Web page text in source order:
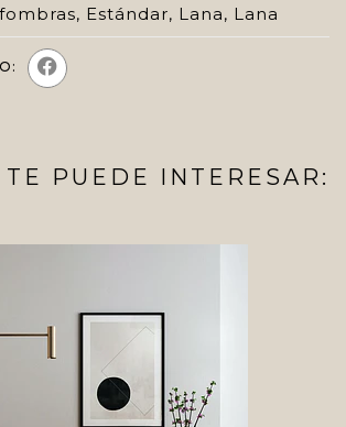
, Estándar, Lana, Lana
PUEDE INTERESAR: